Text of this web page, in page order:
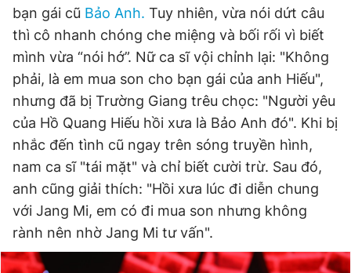
bạn gái cũ Bảo Anh. Tuy nhiên, vừa nói dứt câu
thì cô nhanh chóng che miệng và bối rối vì biết
mình vừa “nói hớ”. Nữ ca sĩ vội chỉnh lại: "Không
phải, là em mua son cho bạn gái của anh Hiếu",
nhưng đã bị Trường Giang trêu chọc: "Người yêu
của Hồ Quang Hiếu hồi xưa là Bảo Anh đó". Khi bị
nhắc đến tình cũ ngay trên sóng truyền hình,
nam ca sĩ "tái mặt" và chỉ biết cười trừ. Sau đó,
anh cũng giải thích: "Hồi xưa lúc đi diễn chung
với Jang Mi, em có đi mua son nhưng không
rành nên nhờ Jang Mi tư vấn".